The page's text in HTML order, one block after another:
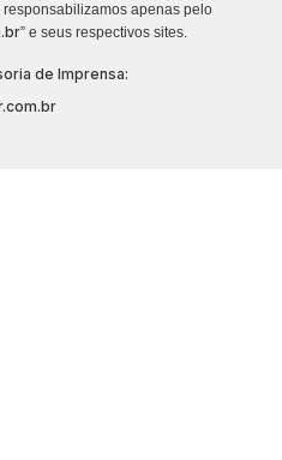
apenas pelo
” e seus respectivos sites.
de Imprensa: